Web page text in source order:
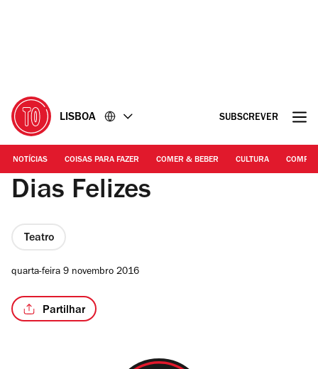
LISBOA SUBSCREVER
NOTÍCIAS COISAS PARA FAZER COMER & BEBER CULTURA
Dias Felizes
Teatro
quarta-feira 9 novembro 2016
Partilhar